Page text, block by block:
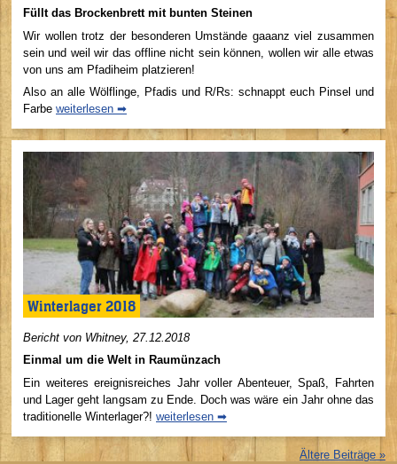
Füllt das Brockenbrett mit bunten Steinen
Wir wollen trotz der besonderen Umstände gaaanz viel zusammen
sein und weil wir das offline nicht sein können, wollen wir alle etwas
von uns am Pfadiheim platzieren!
Also an alle Wölflinge, Pfadis und R/Rs: schnappt euch Pinsel und
Farbe weiterlesen ➡
Winterlager 2018
Bericht von Whitney, 27.12.2018
Einmal um die Welt in Raumünzach
Ein weiteres ereignisreiches Jahr voller Abenteuer, Spaß, Fahrten
und Lager geht langsam zu Ende. Doch was wäre ein Jahr ohne das
traditionelle Winterlager?! weiterlesen ➡
Ältere Beiträge »